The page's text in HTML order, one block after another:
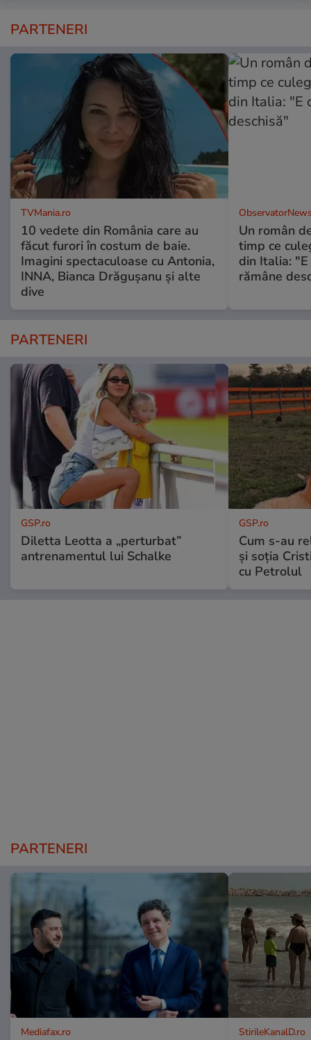
PARTENERI
TVMania.ro
10 vedete din România care au
făcut furori în costum de baie.
Imagini spectaculoase cu Antonia,
INNA, Bianca Drăgușanu și alte
dive
Un român
timp ce
din Italia:
rămâne
PARTENERI
GSP.ro
Diletta Leotta a „perturbat”
antrenamentul lui Schalke
GSP.ro
Cum s-au
și soția
cu Petrolul
PARTENERI
Mediafax.ro StirileKanalD.ro